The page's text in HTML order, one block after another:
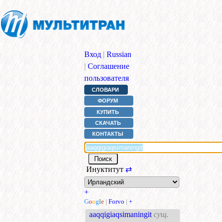
Вход | Russian
| Соглашение
пользователя
СЛОВАРИ
ФОРУМ
КУПИТЬ
СКАЧАТЬ
КОНТАКТЫ
Инуктитут ⇄
+
Google | Forvo | +
aaqqigiaqsimaningit сущ.